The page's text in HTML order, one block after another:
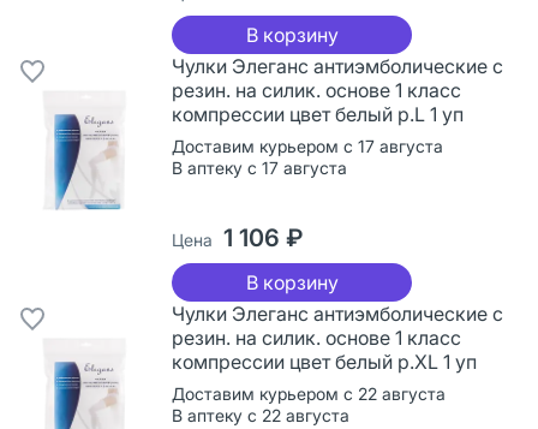
В корзину
Чулки Элеганс антиэмболические с
резин. на силик. основе 1 класс
компрессии цвет белый р.L 1 уп
Доставим курьером с 17 августа
В аптеку с 17 августа
Цена 1 106 ₽
В корзину
Чулки Элеганс антиэмболические с
резин. на силик. основе 1 класс
компрессии цвет белый р.XL 1 уп
Доставим курьером с 22 августа
В аптеку с 22 августа